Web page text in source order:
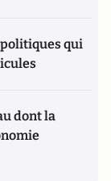
qui
dont la